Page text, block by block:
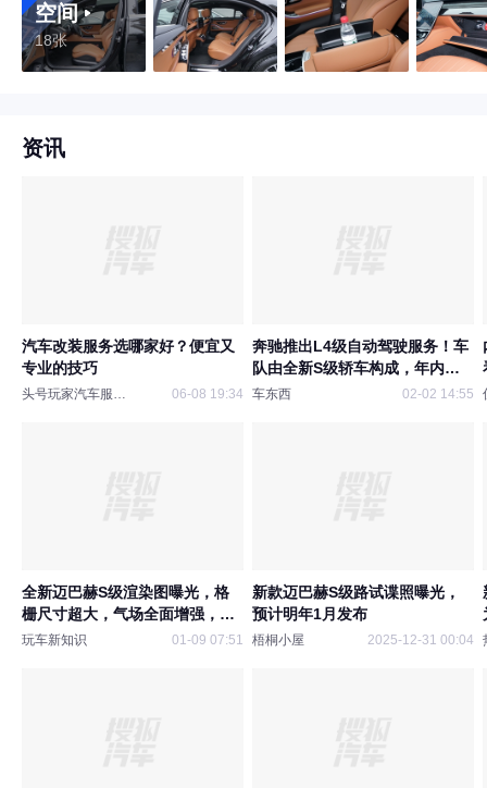
空间
18张
资讯
汽车改装服务选哪家好？便宜又
专业的技巧
头号玩家汽车服务中心 06-08 19:34
奔驰推出L4级自动驾驶服务！车
队由全新S级轿车构成，年内落
地中东
车东西 02-02 14:55
全新迈巴赫S级渲染图曝光，格
栅尺寸超大，气场全面增强，搭
4.0T V8及6.0T V12发动机
玩车新知识 01-09 07:51
新款迈巴赫S级路试谍照曝光，
预计明年1月发布
梧桐小屋 2025-12-31 00:04